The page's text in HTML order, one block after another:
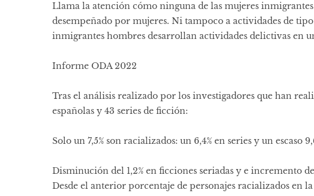
Llama la atención cómo ninguna de las mujeres
desempeñado por mujeres. Ni tampoco a actividades de
inmigrantes hombres desarrollan actividades delictivas en un
Informe ODA 2022
Tras el análisis realizado por los investigadores que han
españolas y 43 series de ficción:
Solo un 7,5% son racializados: un 6,4% en series y un escaso
Disminución del 1,2% en ficciones seriadas y e incremento
Desde el anterior porcentaje de personajes racializados en